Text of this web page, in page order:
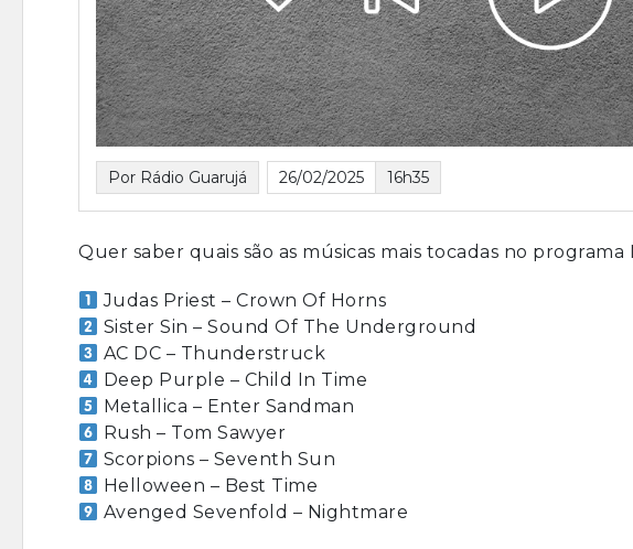
Por Rádio Guarujá 26/02/2025 16h35
Quer saber quais são as músicas mais tocadas no
Judas Priest – Crown Of Horns
Sister Sin – Sound Of The Underground
AC DC – Thunderstruck
Deep Purple – Child In Time
Metallica – Enter Sandman
Rush – Tom Sawyer
Scorpions – Seventh Sun
Helloween – Best Time
Avenged Sevenfold – Nightmare